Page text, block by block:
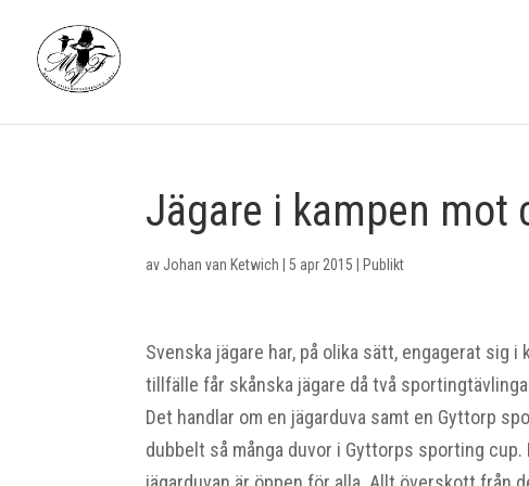
Jägare i kampen mot
av Johan van Ketwich |5 apr 2015 Publikt
Svenska jägare har, på olika sätt, engagerat sig
tillfälle får skånska jägare då två
Det handlar om en jägarduva samt en Gyttorp
dubbelt så många duvor i Gyttorps sporting